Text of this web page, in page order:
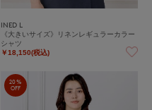
INED L
《大きいサイズ》リネンレギュラーカラー
シャツ
￥18,150(税込)
20%
OFF